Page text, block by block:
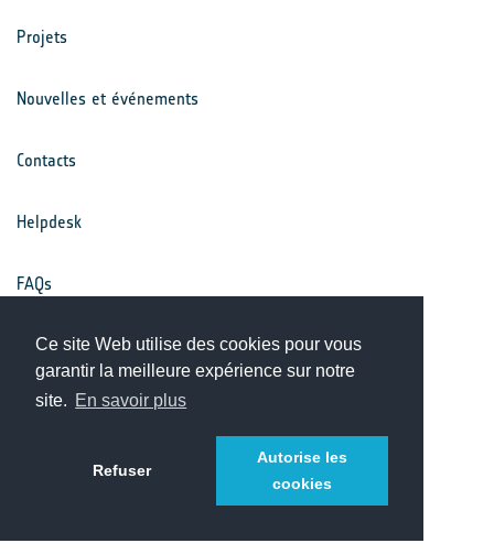
Ce site Web utilise des cookies pour vous
garantir la meilleure expérience sur notre
site. En savoir plus
Refuser
Autorise les
cookies
Projets
Nouvelles et événements
Contacts
Helpdesk
FAQs
Conditions générales
Avis de confidentialité